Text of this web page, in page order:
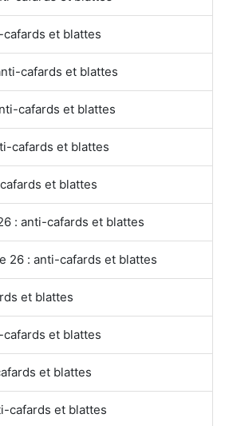
et blattes
cafards et blattes
cafards et blattes
cafards et blattes
et blattes
: anti-cafards et blattes
26 : anti-cafards et blattes
et blattes
et blattes
et blattes
cafards et blattes